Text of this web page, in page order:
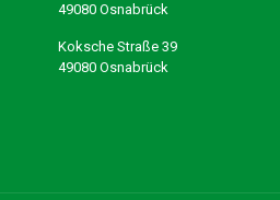
49080 Osnabrück
Koksche Straße 39
49080 Osnabrück